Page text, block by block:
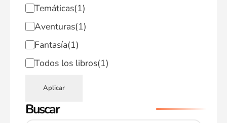
Temáticas(1)
Aventuras(1)
Fantasía(1)
Todos los libros(1)
Aplicar
Buscar